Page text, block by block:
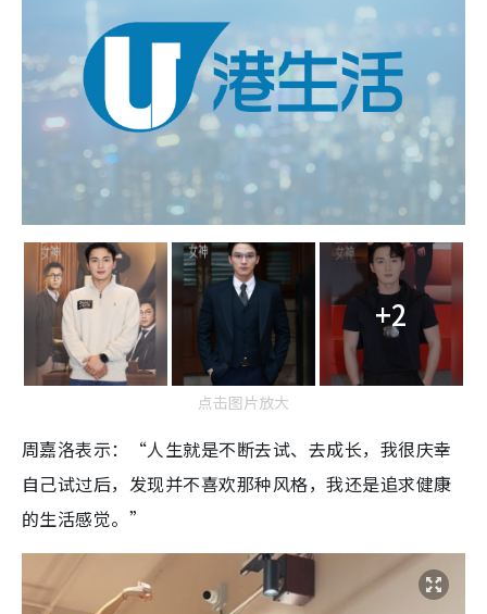
+2
点击图片放大
周嘉洛表示：“人生就是不断去试、去成长，我很庆幸
自己试过后，发现并不喜欢那种风格，我还是追求健康
的生活感觉。”